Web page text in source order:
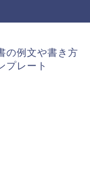
の例文や書き方
プレート